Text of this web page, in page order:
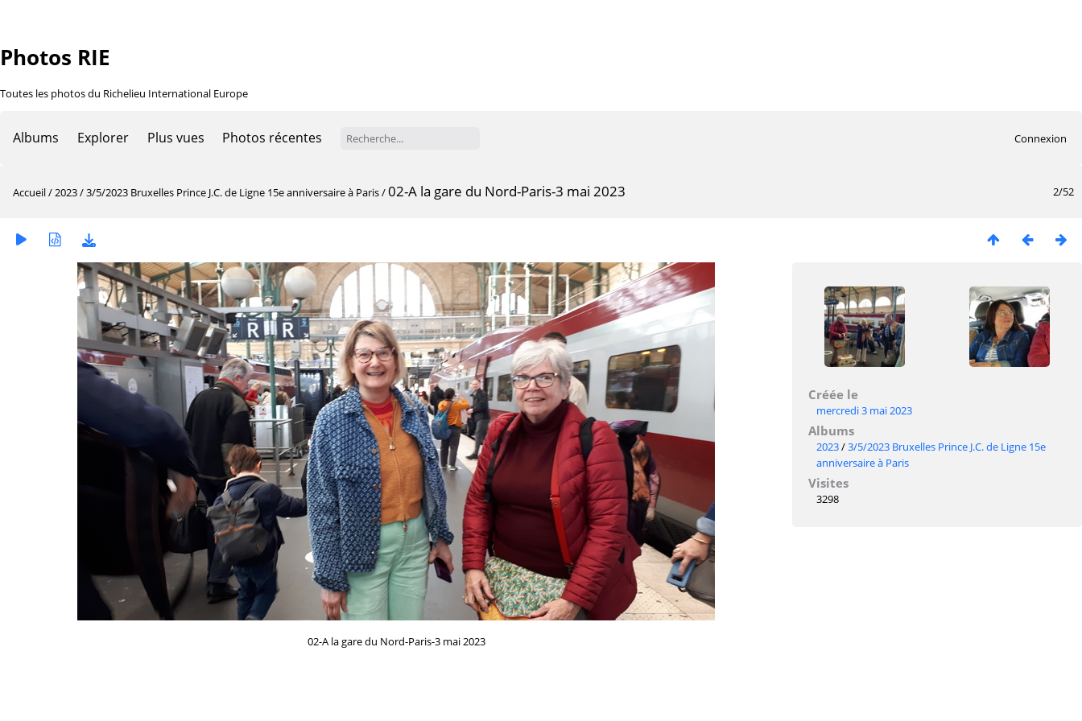
Photos RIE
Toutes les photos du Richelieu International Europe
Albums Explorer Plus vues Photos récentes Connexion
2/52
Accueil/2023/3/5/2023 Bruxelles Prince J.C. de Ligne 15e anniversaire à Paris/02-A la gare du Nord-Paris-3 mai 2023
02-A la gare du Nord-Paris-3 mai 2023
Créée le
mercredi 3 mai 2023
Albums
2023/3/5/2023 Bruxelles Prince J.C. de Ligne 15e
anniversaire à Paris
Visites
3298